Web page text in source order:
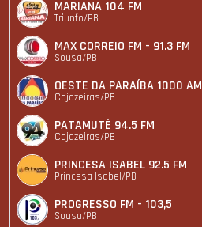
MARIANA 104 FM
Triunfo/PB
MAX CORREIO FM - 91.3 FM
Sousa/PB
OESTE DA PARAÍBA 1000 AM
Cajazeiras/PB
PATAMUTÉ 94.5 FM
Cajazeiras/PB
PRINCESA ISABEL 92.5 FM
Princesa Isabel/PB
PROGRESSO FM - 103,5
Sousa/PB